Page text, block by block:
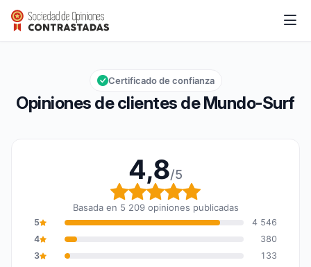
Mundo-Surf
Calificación global: 4,8 de 5
4,8/5
Opiniones de clientes de Mundo-Surf
Certificado de confianza
4,8/5
Calificación global: 4,8
Basada en 5 209 opiniones publicadas
5
4 546
4
380
3
133